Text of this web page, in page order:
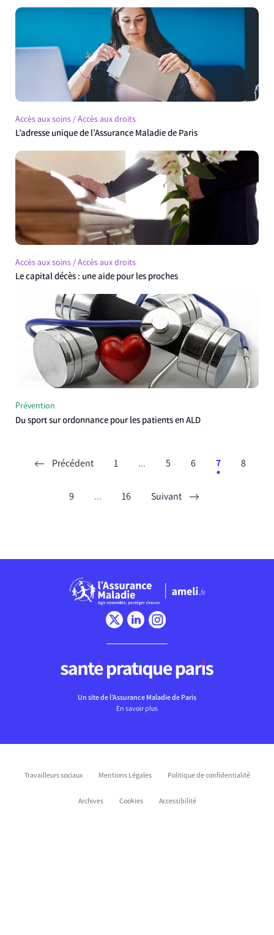
Accès aux soins / Accès aux droits
L’adresse unique de l’Assurance Maladie de Paris
Accès aux soins / Accès aux droits
Le capital décès : une aide pour les proches
Prévention
Du sport sur ordonnance pour les patients en ALD
Précédent 1 ... 5 6 7 8
9 ... 16 Suivant
Un site de l’Assurance Maladie de Paris
En savoir plus
Travailleurs sociaux Mentions Légales Politique de confidentialité
Archives Cookies Accessibilité